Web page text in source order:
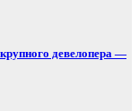
девелопера —